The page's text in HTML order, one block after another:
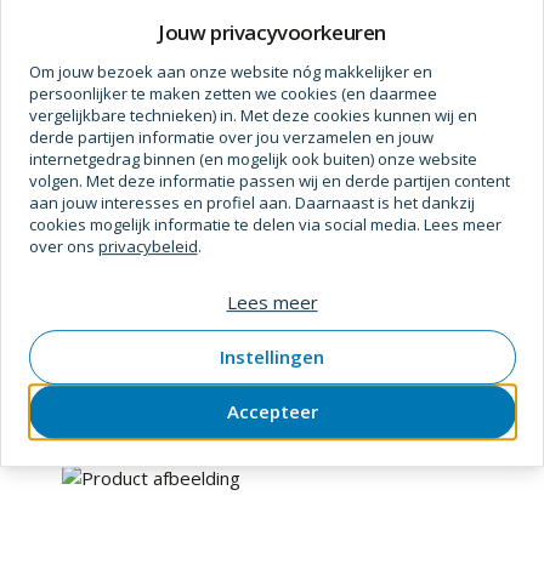
Prijs op aanvraag
Hollijstprofielfr hm r=9,5+lgr f10
SKU Verpakt perstuk
Prijs op aanvraag
Jouw privacyvoorkeuren
Om jouw bezoek aan onze website nóg makkelijker en
persoonlijker te maken zetten we cookies (en daarmee
vergelijkbare technieken) in. Met deze cookies kunnen wij en
derde partijen informatie over jou verzamelen en jouw
internetgedrag binnen (en mogelijk ook buiten) onze website
volgen. Met deze informatie passen wij en derde partijen content
aan jouw interesses en profiel aan. Daarnaast is het dankzij
cookies mogelijk informatie te delen via social media. Lees meer
over ons privacybeleid.
Accepteer
Instellingen
Lees meer